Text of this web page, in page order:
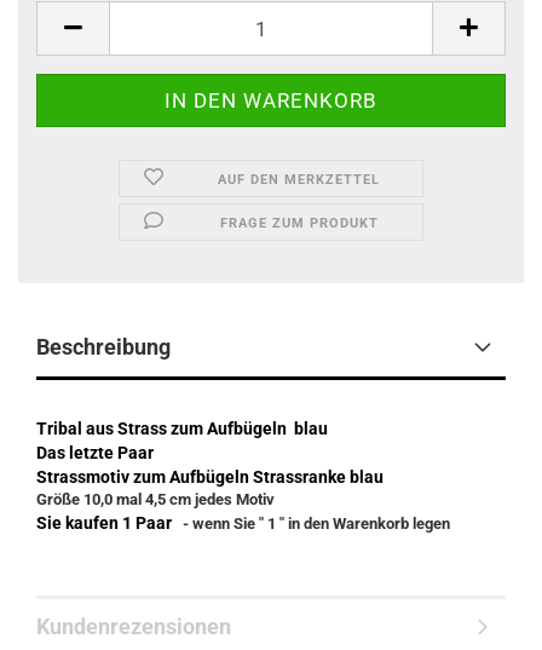
AUF DEN MERKZETTEL
FRAGE ZUM PRODUKT
Beschreibung
Tribal aus Strass zum Aufbügeln blau
Das letzte Paar
Strassmotiv zum Aufbügeln Strassranke blau
Größe 10,0 mal 4,5 cm jedes Motiv
Sie kaufen 1 Paar - wenn Sie " 1 " in den Warenkorb legen
Kundenrezensionen